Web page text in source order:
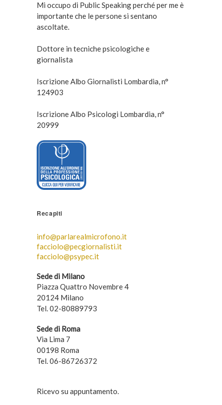
Mi occupo di Public Speaking perché per me è
importante che le persone si sentano
ascoltate.
Dottore in tecniche psicologiche e
giornalista
Iscrizione Albo Giornalisti Lombardia, n°
124903
Iscrizione Albo Psicologi Lombardia, n°
20999
Recapiti
info@parlarealmicrofono.it
facciolo@pecgiornalisti.it
facciolo@psypec.it
Sede di Milano
Piazza Quattro Novembre 4
20124 Milano
Tel. 02-80889793
Sede di Roma
Via Lima 7
00198 Roma
Tel. 06-86726372
Ricevo su appuntamento.